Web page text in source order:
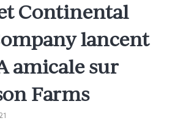
Continental
lancent
amicale sur
Farms